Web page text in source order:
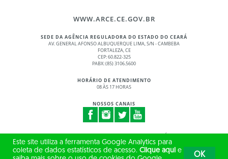
WWW.ARCE.CE.GOV.BR
SEDE DA AGÊNCIA REGULADORA DO ESTADO DO CEARÁ
AV. GENERAL AFONSO ALBUQUERQUE LIMA, S/N - CAMBEBA
FORTALEZA, CE
CEP: 60.822-325
PABX: (85) 3106.5600
HORÁRIO DE ATENDIMENTO
08 ÀS 17 HORAS
NOSSOS CANAIS
© 2017 - 2026 – GOVERNO DO ESTADO DO CEARÁ
TODOS OS DIREITOS RESERVADOS
Este site utiliza a ferramenta Google Analytics para
coleta de dados estatísticos de acesso. Clique aqui e
OK